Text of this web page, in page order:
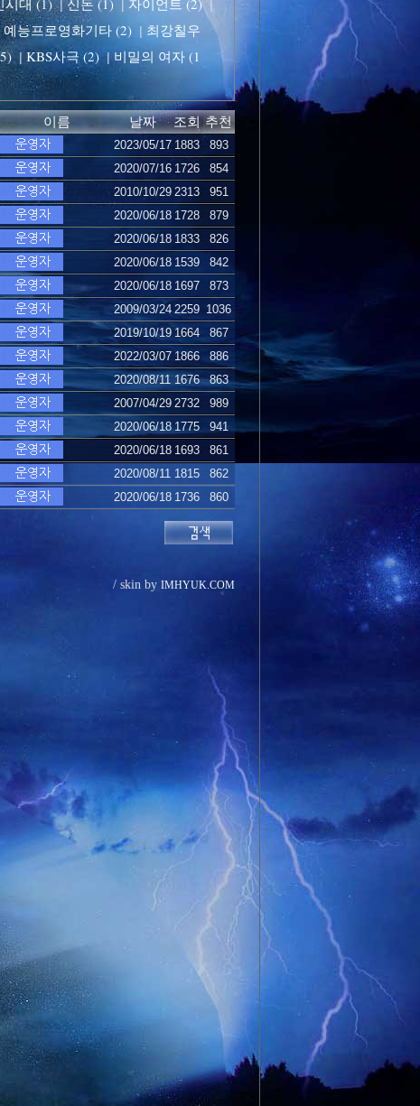
시대 (1) | 신돈 (1) | 자이언트 (2) |
예능프로영화기타 (2) | 최강칠우
| KBS사극 (2) | 비밀의 여자 (1
이름 날짜 조회 추천
2023/05/17 1883 893
2020/07/16 1726 854
2010/10/29 2313 951
2020/06/18 1728 879
2020/06/18 1833 826
2020/06/18 1539 842
2020/06/18 1697 873
2009/03/24 2259 1036
2019/10/19 1664 867
2022/03/07 1866 886
2020/08/11 1676 863
2007/04/29 2732 989
2020/06/18 1775 941
2020/06/18 1693 861
2020/08/11 1815 862
2020/06/18 1736 860
/ skin by IMHYUK.COM